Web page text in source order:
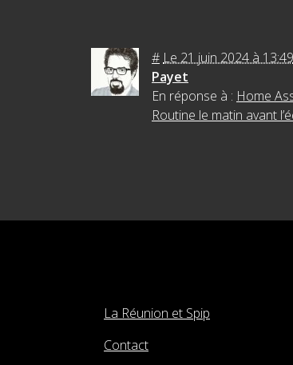
# Le 21 juin 2024 à 13:49
Payet
En réponse à : Home
Routine le matin avant
La Réunion et Spip
Contact